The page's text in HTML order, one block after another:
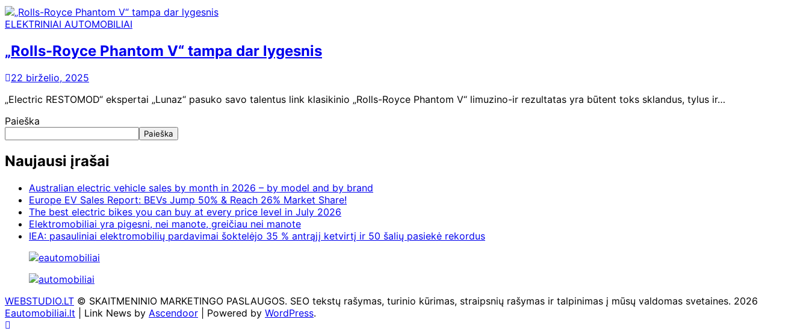
ELEKTRINIAI AUTOMOBILIAI
„Rolls-Royce Phantom V“ tampa dar lygesnis
22 birželio, 2025
„Electric RESTOMOD“ ekspertai „Lunaz“ pasuko savo talentus link klasikinio „Rolls-Royce Phantom V“ limuzino-ir rezultatas yra būtent toks sklandus, tylus ir…
Paieška
Paieška
Naujausi įrašai
Australian electric vehicle sales by month in 2026 – by model and by brand
Europe EV Sales Report: BEVs Jump 50% & Reach 26% Market Share!
The best electric bikes you can buy at every price level in July 2026
Elektromobiliai yra pigesni, nei manote, greičiau nei manote
IEA: pasauliniai elektromobilių pardavimai šoktelėjo 35 % antrąjį ketvirtį ir 50 šalių pasiekė rekordus
WEBSTUDIO.LT © SKAITMENINIO MARKETINGO PASLAUGOS. SEO tekstų rašymas, turinio kūrimas, straipsnių rašymas ir talpinimas į mūsų valdomas svetaines. 2026
Eautomobiliai.lt | Link News by Ascendoor | Powered by WordPress.